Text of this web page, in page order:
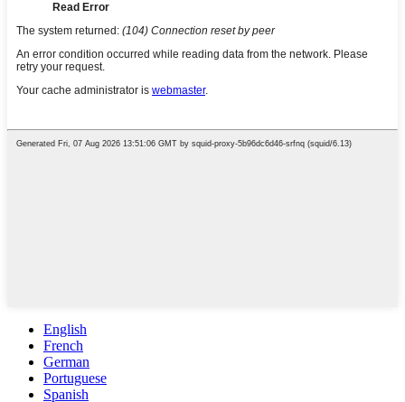
English
French
German
Portuguese
Spanish